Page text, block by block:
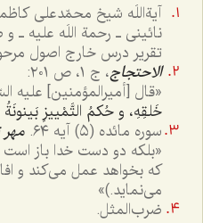
آیةاللَه شیخ محمّدعلی
نائینی ـ رحمة اللَه علیه
تقریر درس خارج اصول
الاحتجاج، ج ١، ص ٢٠١:
«قال [أمیرالمؤمنین] علیه
خَلقِهِ، و حُکمُ التَّمْییزِ
سوره مائده (٥) آیه ٦٤.
مهر
«بلکه دو دست خدا باز
که بخواهد عمل می‌کند و
می‌نماید.)»
ضرب‌المثل.